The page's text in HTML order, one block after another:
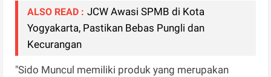
ALSO READ : JCW Awasi SPMB di Kota
Yogyakarta, Pastikan Bebas Pungli dan
Kecurangan
"Sido Muncul memiliki produk yang merupakan